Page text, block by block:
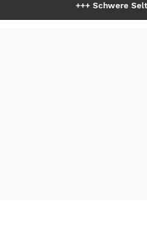
Schwere Seltene